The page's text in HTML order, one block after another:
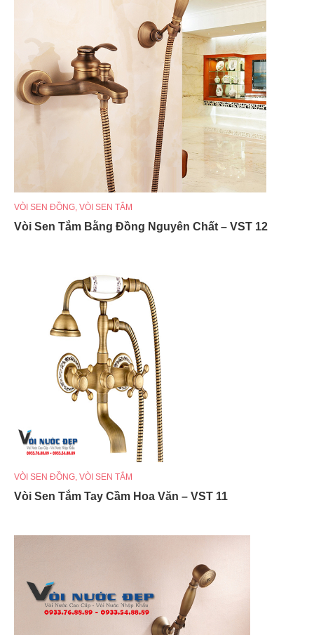
VÒI SEN ĐỒNG, VÒI SEN TẮM
Vòi Sen Tắm Bằng Đồng Nguyên Chất – VST 12
VÒI SEN ĐỒNG, VÒI SEN TẮM
Vòi Sen Tắm Tay Cầm Hoa Văn – VST 11